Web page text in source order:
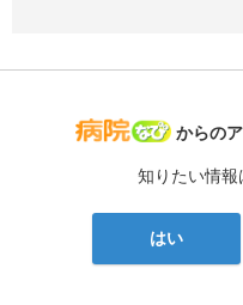
病院なび
からの
知りたい情
はい